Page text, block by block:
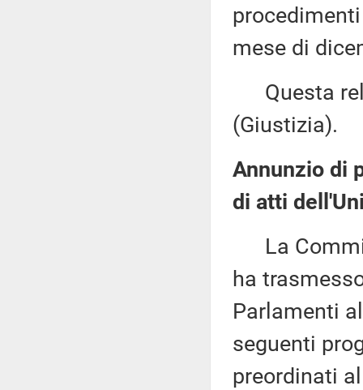
mese di
Questa
(Giustizia).
Annunzio di
di atti
La
ha
Parlamenti
seguenti
preordinati